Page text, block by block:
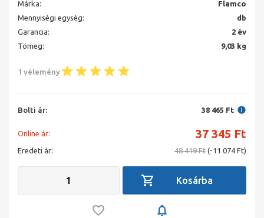
Márka:
Flamco
Mennyiségi egység:
db
Garancia:
2 év
Tömeg:
9,03 kg
1 vélemény
Bolti ár: 38 465 Ft
Online ár: 37 345 Ft
Eredeti ár: 48 419 Ft (-11 074 Ft)